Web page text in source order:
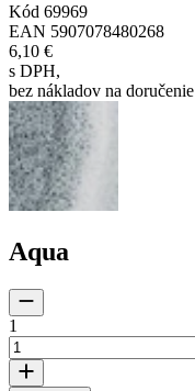
Kód 69969
EAN 5907078480268
6,10 €
s DPH,
bez nákladov na doručenie
Aqua
1